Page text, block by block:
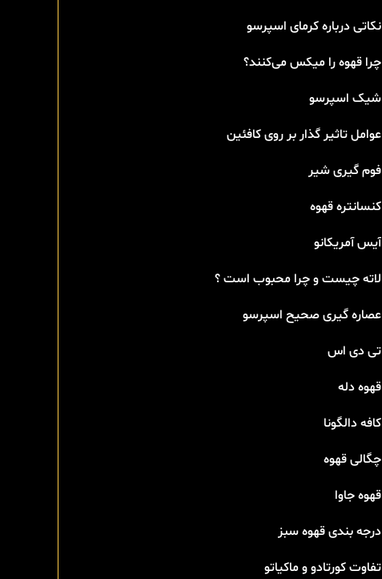
نکاتی درباره کرمای اسپرسو
چرا قهوه را میکس می‌کنند؟
شیک اسپرسو
عوامل تاثیر گذار بر روی کافئین
فوم گیری شیر
کنسانتره قهوه
آیس آمریکانو
لاته چیست و چرا محبوب است ؟
عصاره گیری صحیح اسپرسو
تی‌ دی اس
قهوه دله
کافه دالگونا
چگالی قهوه
قهوه جاوا
درجه بندی قهوه سبز
تفاوت کورتادو و ماکیاتو